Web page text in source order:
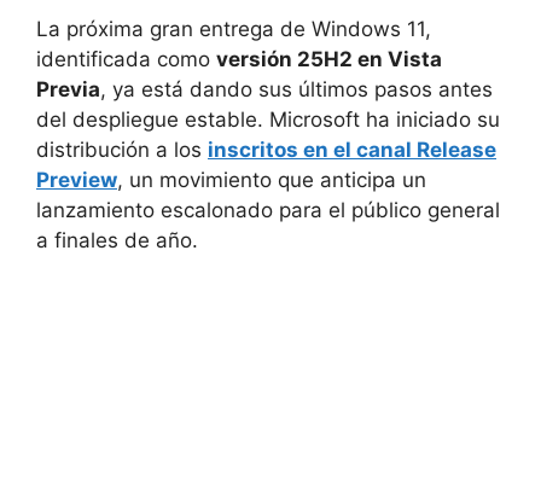
La próxima gran entrega de Windows 11,
identificada como versión 25H2 en Vista
Previa, ya está dando sus últimos pasos antes
del despliegue estable. Microsoft ha iniciado su
distribución a los inscritos en el canal Release
Preview, un movimiento que anticipa un
lanzamiento escalonado para el público general
a finales de año.